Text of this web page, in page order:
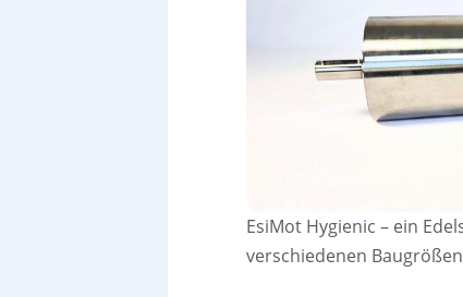
EsiMot Hygienic – ein
verschiedenen